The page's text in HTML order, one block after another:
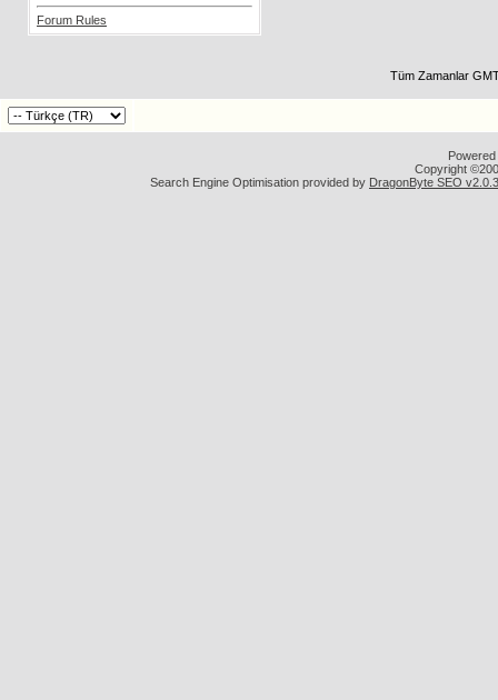
Forum Rules
Tüm Zamanlar
Copyright
Search Engine Optimisation provided by DragonByte SEO